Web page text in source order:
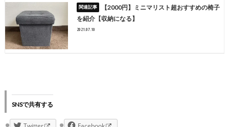
【2000円】ミニマリスト超おすすめの椅子
を紹介【収納になる】
2021.07.10
SNSで共有する